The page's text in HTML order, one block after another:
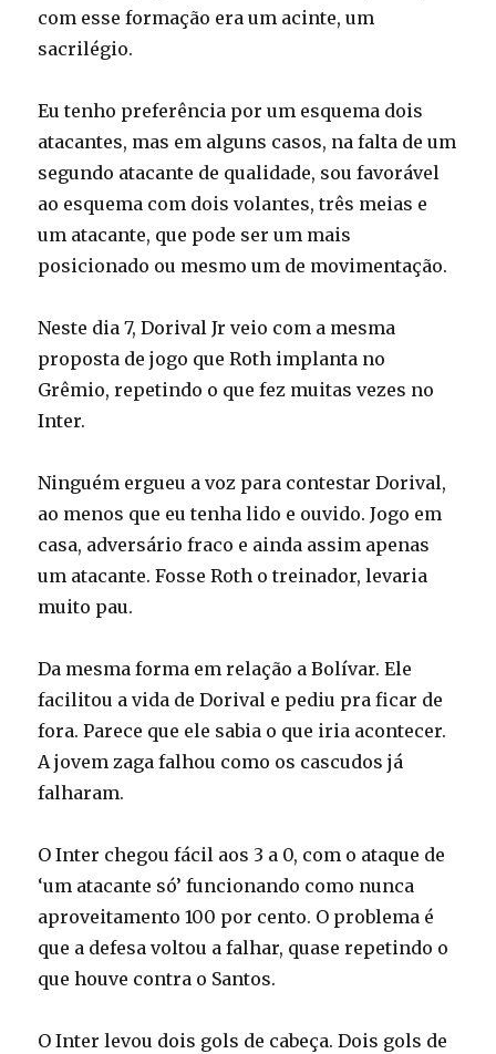
com esse formação era um acinte, um
sacrilégio.
Eu tenho preferência por um esquema dois
atacantes, mas em alguns casos, na falta de um
segundo atacante de qualidade, sou favorável
ao esquema com dois volantes, três meias e
um atacante, que pode ser um mais
posicionado ou mesmo um de movimentação.
Neste dia 7, Dorival Jr veio com a mesma
proposta de jogo que Roth implanta no
Grêmio, repetindo o que fez muitas vezes no
Inter.
Ninguém ergueu a voz para contestar Dorival,
ao menos que eu tenha lido e ouvido. Jogo em
casa, adversário fraco e ainda assim apenas
um atacante. Fosse Roth o treinador, levaria
muito pau.
Da mesma forma em relação a Bolívar. Ele
facilitou a vida de Dorival e pediu pra ficar de
fora. Parece que ele sabia o que iria acontecer.
A jovem zaga falhou como os cascudos já
falharam.
O Inter chegou fácil aos 3 a 0, com o ataque de
‘um atacante só’ funcionando como nunca
aproveitamento 100 por cento. O problema é
que a defesa voltou a falhar, quase repetindo o
que houve contra o Santos.
O Inter levou dois gols de cabeça. Dois gols de